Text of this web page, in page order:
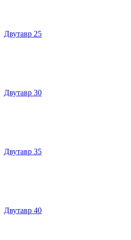
Двутавр 25
Двутавр 30
Двутавр 35
Двутавр 40